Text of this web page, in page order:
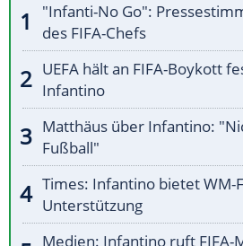
"Infanti-No Go":
des FIFA-Chefs
UEFA hält an FIFA-Boykott
Infantino
Matthäus über Infantino:
Fußball"
Times: Infantino bietet WM-
Unterstützung
Medien: Infantino ruft FIFA-